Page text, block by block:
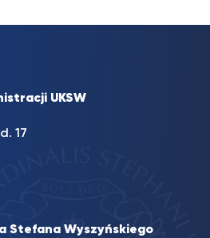
UKSW
17
Stefana Wyszyńskiego